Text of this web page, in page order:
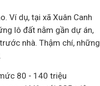
Ví dụ, tại xã Xuân Canh
lô đất nằm gần dự án,
nhà. Thậm chí, những
80 - 140 triệu